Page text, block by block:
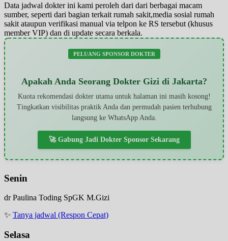
Data jadwal dokter ini kami peroleh dari dari berbagai macam
sumber, seperti dari bagian terkait rumah sakit,media sosial rumah
sakit ataupun verifikasi manual via telpon ke RS tersebut (khusus
member VIP) dan di update secara berkala.
PELUANG SPONSOR DOKTER
Apakah Anda Seorang Dokter Gizi di Jakarta?
Kuota rekomendasi dokter utama untuk halaman ini masih kosong!
Tingkatkan visibilitas praktik Anda dan permudah pasien terhubung
langsung ke WhatsApp Anda.
🚀 Gabung Jadi Dokter Sponsor Sekarang
Senin
dr Paulina Toding SpGK M.Gizi
✨ Tanya jadwal (Respon Cepat)
Selasa